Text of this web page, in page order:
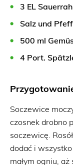
3 EL
Salz und
500 ml
4 Port.
Soczewice
czosnek drobno
soczewicę.
dodać i
małym ogniu,